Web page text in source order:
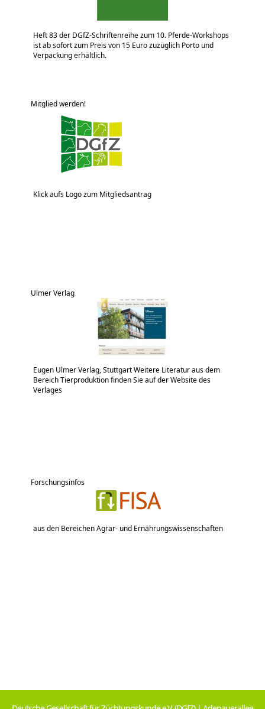
Heft 83 der DGfZ-Schriftenreihe zum 10. Pferde-Workshops
ist ab sofort zum Preis von 15 Euro zuzüglich Porto und
Verpackung erhältlich.
Mitglied werden!
Klick aufs Logo zum Mitgliedsantrag
Ulmer Verlag
Eugen Ulmer Verlag, Stuttgart Weitere Literatur aus dem
Bereich Tierproduktion finden Sie auf der Website des
Verlages
Forschungsinfos
aus den Bereichen Agrar- und Ernährungswissenschaften